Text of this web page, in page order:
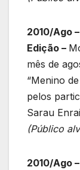
2010/Ago
Edição –
mês de
“Menino
pelos
Sarau
(Público
2010/Ago